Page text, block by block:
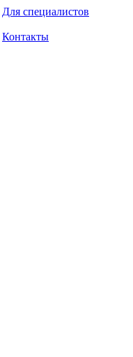
Для специалистов
Контакты